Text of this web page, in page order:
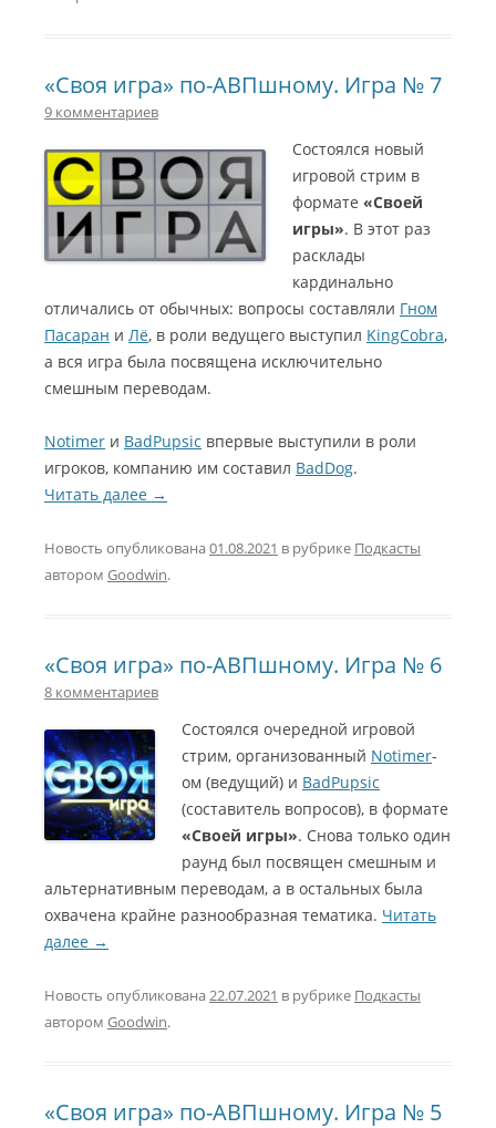
«Своя игра» по-АВПшному. Игра № 7
9 комментариев
Состоялся новый
игровой стрим в
формате «Своей
игры». В этот раз
расклады
кардинально
отличались от обычных: вопросы составляли Гном
Пасаран и Лё, в роли ведущего выступил KingCobra,
а вся игра была посвящена исключительно
смешным переводам.
Notimer и BadPupsic впервые выступили в роли
игроков, компанию им составил BadDog.
Читать далее →
Новость опубликована01.08.2021 в рубрике Подкасты
автором Goodwin.
«Своя игра» по-АВПшному. Игра № 6
8 комментариев
Состоялся очередной игровой
стрим, организованный Notimer-
ом (ведущий) и BadPupsic
(составитель вопросов), в формате
«Своей игры». Снова только один
раунд был посвящен смешным и
альтернативным переводам, а в остальных была
охвачена крайне разнообразная тематика. Читать
далее →
Новость опубликована22.07.2021 в рубрике Подкасты
автором Goodwin.
«Своя игра» по-АВПшному. Игра № 5